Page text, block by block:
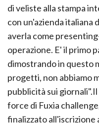
di veliste alla stampa
con un'azienda italiana
averla come
operazione. E' il primo
dimostrando in questo
progetti, non abbiamo
pubblicità sui
force di Fuxia
finalizzato all'iscrizione